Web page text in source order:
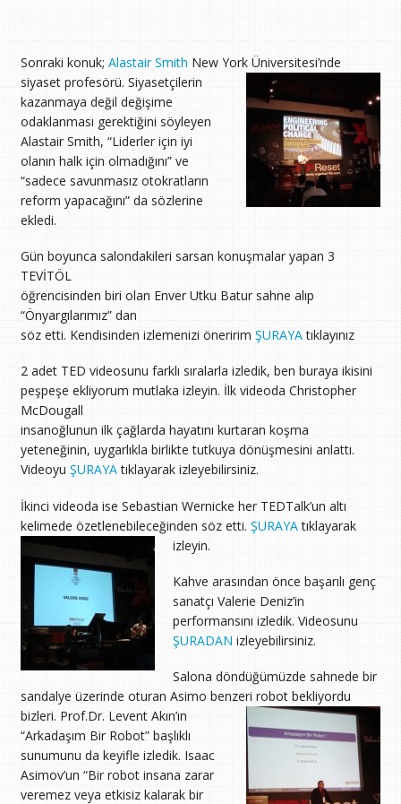
Sonraki konuk; Alastair Smith New York Üniversitesi’nde
siyaset profesörü. Siyasetçilerin
kazanmaya değil değişime
odaklanması gerektiğini söyleyen
Alastair Smith, “Liderler için iyi
olanın halk için olmadığını” ve
“sadece savunmasız otokratların
reform yapacağını” da sözlerine
ekledi.
Gün boyunca salondakileri sarsan konuşmalar yapan 3
TEVİTÖL
öğrencisinden biri olan Enver Utku Batur sahne alıp
“Önyargılarımız” dan
söz etti. Kendisinden izlemenizi öneririm ŞURAYAtıklayınız
2 adet TED videosunu farklı sıralarla izledik, ben buraya ikisini
peşpeşe ekliyorum mutlaka izleyin. İlk videoda Christopher
McDougall
insanoğlunun ilk çağlarda hayatını kurtaran koşma
yeteneğinin, uygarlıkla birlikte tutkuya dönüşmesini anlattı.
Videoyu ŞURAYAtıklayarak izleyebilirsiniz.
İkinci videoda ise Sebastian Wernicke her TEDTalk’un altı
kelimede özetlenebileceğinden söz etti. ŞURAYAtıklayarak
izleyin.
Kahve arasından önce başarılı genç
sanatçı Valerie Deniz’in
performansını izledik. Videosunu
ŞURADAN izleyebilirsiniz.
Salona döndüğümüzde sahnede bir
sandalye üzerinde oturan Asimo benzeri robot bekliyordu
bizleri. Prof.Dr. Levent Akın’ın
“Arkadaşım Bir Robot” başlıklı
sunumunu da keyifle izledik. Isaac
Asimov’un “Bir robot insana zarar
veremez veya etkisiz kalarak bir